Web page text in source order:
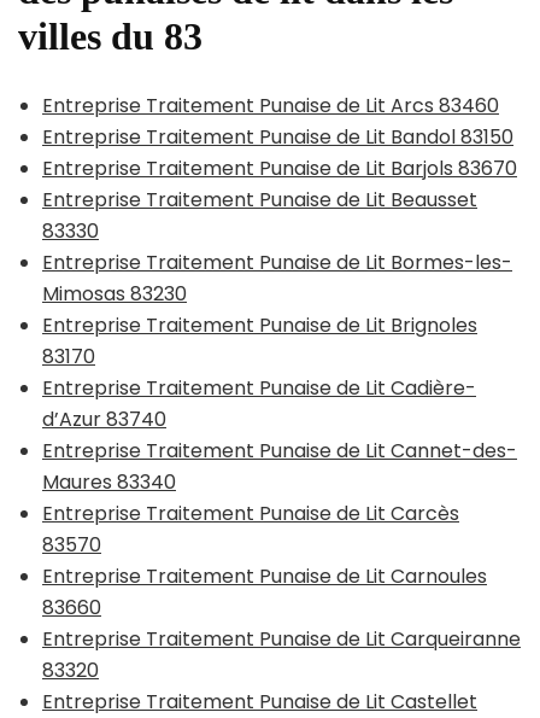
villes du 83
Entreprise Traitement Punaise de Lit Arcs 83460
Entreprise Traitement Punaise de Lit Bandol 83150
Entreprise Traitement Punaise de Lit Barjols 83670
Entreprise Traitement Punaise de Lit Beausset
83330
Entreprise Traitement Punaise de Lit Bormes-les-
Mimosas 83230
Entreprise Traitement Punaise de Lit Brignoles
83170
Entreprise Traitement Punaise de Lit Cadière-
d’Azur 83740
Entreprise Traitement Punaise de Lit Cannet-des-
Maures 83340
Entreprise Traitement Punaise de Lit Carcès
83570
Entreprise Traitement Punaise de Lit Carnoules
83660
Entreprise Traitement Punaise de Lit Carqueiranne
83320
Entreprise Traitement Punaise de Lit Castellet